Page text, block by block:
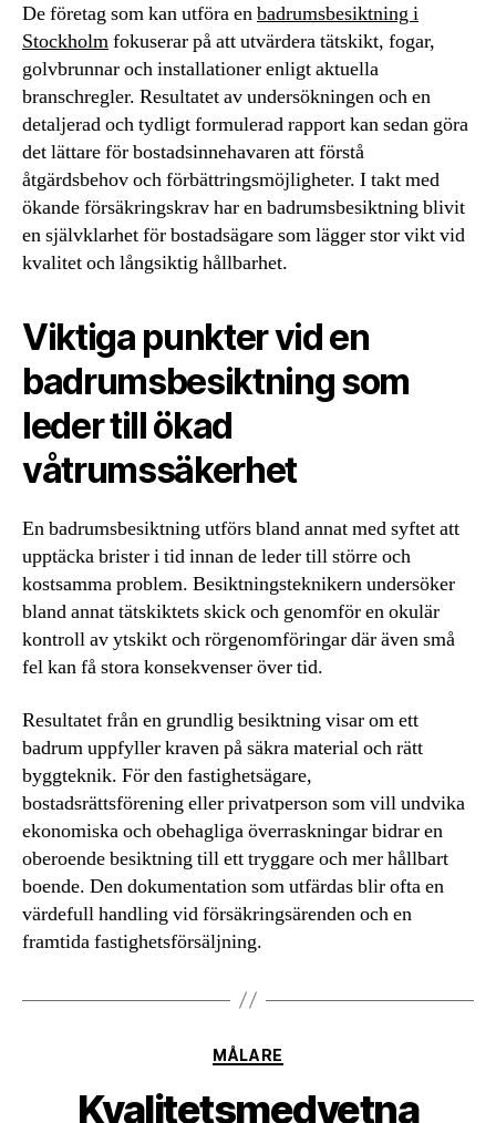
De företag som kan utföra enbadrumsbesiktning i
Stockholmfokuserar på att utvärdera tätskikt, fogar,
golvbrunnar och installationer enligt aktuella
branschregler. Resultatet av undersökningen och en
detaljerad och tydligt formulerad rapport kan sedan göra
det lättare för bostadsinnehavaren att förstå
åtgärdsbehov och förbättringsmöjligheter. I takt med
ökande försäkringskrav har en badrumsbesiktning blivit
en självklarhet för bostadsägare som lägger stor vikt vid
kvalitet och långsiktig hållbarhet.
Viktiga punkter vid en
badrumsbesiktning som
leder till ökad
våtrumssäkerhet
En badrumsbesiktning utförs bland annat med syftet att
upptäcka brister i tid innan de leder till större och
kostsamma problem. Besiktningsteknikern undersöker
bland annat tätskiktets skick och genomför en okulär
kontroll av ytskikt och rörgenomföringar där även små
fel kan få stora konsekvenser över tid.
Resultatet från en grundlig besiktning visar om ett
badrum uppfyller kraven på säkra material och rätt
byggteknik. För den fastighetsägare,
bostadsrättsförening eller privatperson som vill undvika
ekonomiska och obehagliga överraskningar bidrar en
oberoende besiktning till ett tryggare och mer hållbart
boende. Den dokumentation som utfärdas blir ofta en
värdefull handling vid försäkringsärenden och en
framtida fastighetsförsäljning.
Kategorier
MÅLARE
Kvalitetsmedvetna